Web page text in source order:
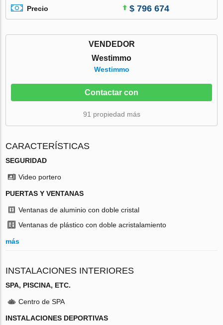
Precio $ 796 674
VENDEDOR
Westimmo
Westimmo
Contactar con
91 propiedad más
CARACTERÍSTICAS
SEGURIDAD
Video portero
PUERTAS Y VENTANAS
Ventanas de aluminio con doble cristal
Ventanas de plástico con doble acristalamiento
más
INSTALACIONES INTERIORES
SPA, PISCINA, ETC.
Centro de SPA
INSTALACIONES DEPORTIVAS